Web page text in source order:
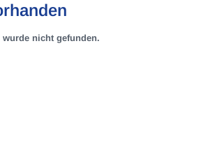
wurde nicht gefunden.